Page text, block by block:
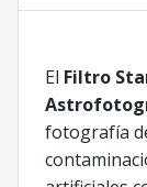
El Filtro
fotografía